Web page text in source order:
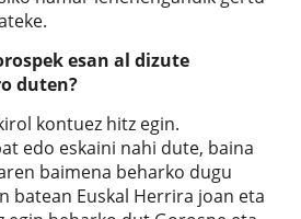
esan al dizute
duten?
kontuez hitz egin.
edo eskaini nahi dute, baina
baimena beharko dugu
batean Euskal Herrira joan eta